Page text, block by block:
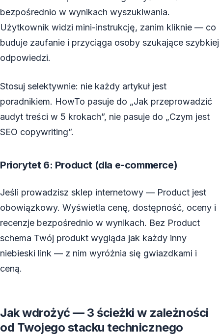
bezpośrednio w wynikach wyszukiwania.
Użytkownik widzi mini-instrukcję, zanim kliknie — co
buduje zaufanie i przyciąga osoby szukające szybkiej
odpowiedzi.
Stosuj selektywnie: nie każdy artykuł jest
poradnikiem. HowTo pasuje do „Jak przeprowadzić
audyt treści w 5 krokach”, nie pasuje do „Czym jest
SEO copywriting”.
Priorytet 6: Product (dla e-commerce)
Jeśli prowadzisz sklep internetowy — Product jest
obowiązkowy. Wyświetla cenę, dostępność, oceny i
recenzje bezpośrednio w wynikach. Bez Product
schema Twój produkt wygląda jak każdy inny
niebieski link — z nim wyróżnia się gwiazdkami i
ceną.
Jak wdrożyć — 3 ścieżki w zależności
od Twojego stacku technicznego